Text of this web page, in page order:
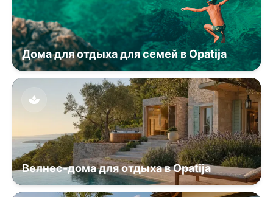
Дома для отдыха для семей в Opatija
Велнес-дома для отдыха в Opatija